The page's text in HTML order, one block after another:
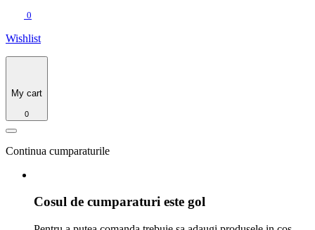
0
Wishlist
My cart
0
Continua cumparaturile
Cosul de cumparaturi este gol